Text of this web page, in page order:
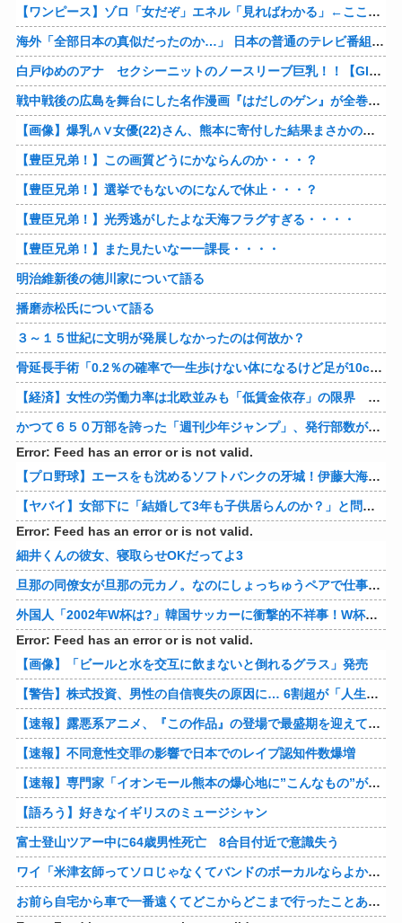
【ワンピース】ゾロ「女だぞ」エネル「見ればわかる」←ここ好きすぎるｗｗｗｗｗｗｗｗｗｗｗｗｗ
海外「全部日本の真似だったのか…」 日本の普通のテレビ番組が最新SNSの数十年先を行っていたと話題に
白戸ゆめのアナ セクシーニットのノースリーブ巨乳！！【GIF動画あり】
戦中戦後の広島を舞台にした名作漫画『はだしのゲン』が全巻50％オフで買える激安セール開催！！このチャンスを見逃すな！！
【画像】爆乳∧∨女優(22)さん、熊本に寄付した結果まさかの事態に・・・・・・
【豊臣兄弟！】この画質どうにかならんのか・・・？
【豊臣兄弟！】選挙でもないのになんで休止・・・？
【豊臣兄弟！】光秀逃がしたよな天海フラグすぎる・・・・
【豊臣兄弟！】また見たいなー一課長・・・・
明治維新後の徳川家について語る
播磨赤松氏について語る
３～１５世紀に文明が発展しなかったのは何故か？
骨延長手術「0.2％の確率で一生歩けない体になるけど足が10cm伸びます」←コスパ良すぎるだろ
【経済】女性の労働力率は北欧並みも「低賃金依存」の限界 団塊世代の完全引退で、企業が迫られる“最後の選択”
かつて６５０万部を誇った「週刊少年ジャンプ」、発行部数が初の100万部割れ
Error: Feed has an error or is not valid.
【プロ野球】エースをも沈めるソフトバンクの牙城！伊藤大海の対ホークス防御率から見るパリーグの厳しさ
【ヤバイ】女部下に「結婚して3年も子供居らんのか？」と問い詰めた結果ｗｗｗｗ 他
Error: Feed has an error or is not valid.
細井くんの彼女、寝取らせOKだってよ3
旦那の同僚女が旦那の元カノ。なのにしょっちゅうペアで仕事してて遅くまで残業したり二人で出張に行ったり。なんで「今度の出張は一人で行く」って嘘つくのかな
外国人「2002年W杯は?」韓国サッカーに衝撃的不祥事！W杯予選でレフリーへの性的接待発覚！海外騒然！【海外の反応】
Error: Feed has an error or is not valid.
【画像】「ビールと水を交互に飲まないと倒れるグラス」発売
【警告】株式投資、男性の自信喪失の原因に… 6割超が「人生の敗者」自認
【速報】露悪系アニメ、『この作品』の登場で最盛期を迎えてしまう…
【速報】不同意性交罪の影響で日本でのレイプ認知件数爆増
【速報】専門家「イオンモール熊本の爆心地に”こんなもの”があったんだけど…」
【語ろう】好きなイギリスのミュージシャン
富士登山ツアー中に64歳男性死亡 8合目付近で意識失う
ワイ「米津玄師ってソロじゃなくてバンドのボーカルならよかったよね」
お前ら自宅から車で一番遠くてどこからどこまで行ったことある？